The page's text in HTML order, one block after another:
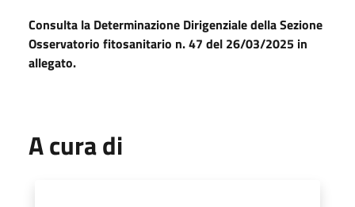
Consulta la Determinazione Dirigenziale della Sezione
Osservatorio fitosanitario n. 47 del 26/03/2025 in
allegato.
A cura di